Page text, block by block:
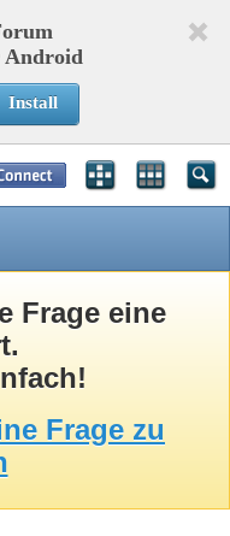
Android
Install
Frage eine
Frage zu